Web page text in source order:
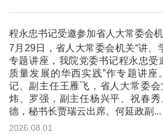
7月29日，省人大常委会机关“讲、
专题讲座，我院党委书记程永忠受
质量发展的华西实践”作专题讲座
记、副主任王雁飞，省人大常委
炜、罗强，副主任杨兴平、祝春
德，秘书长贾瑞云出席。何延政副...
2026.08.01